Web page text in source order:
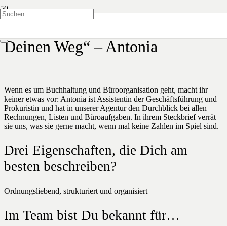
Deinen Weg“ – Antonia
Wenn es um Buchhaltung und Büroorganisation geht, macht ihr
keiner etwas vor: Antonia ist Assistentin der Geschäftsführung und
Prokuristin und hat in unserer Agentur den Durchblick bei allen
Rechnungen, Listen und Büroaufgaben. In ihrem Steckbrief verrät
sie uns, was sie gerne macht, wenn mal keine Zahlen im Spiel sind.
Drei Eigenschaften, die Dich am
besten beschreiben?
Ordnungsliebend, strukturiert und organisiert
Im Team bist Du bekannt für…